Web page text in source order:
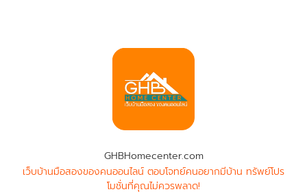
GHBHomecenter.com
เว็บบ้านมือสองของคนออนไลน์ ตอบโจทย์คนอยากมีบ้าน ทรัพย์โปร
โมชั่นที่คุณไม่ควรพลาด!